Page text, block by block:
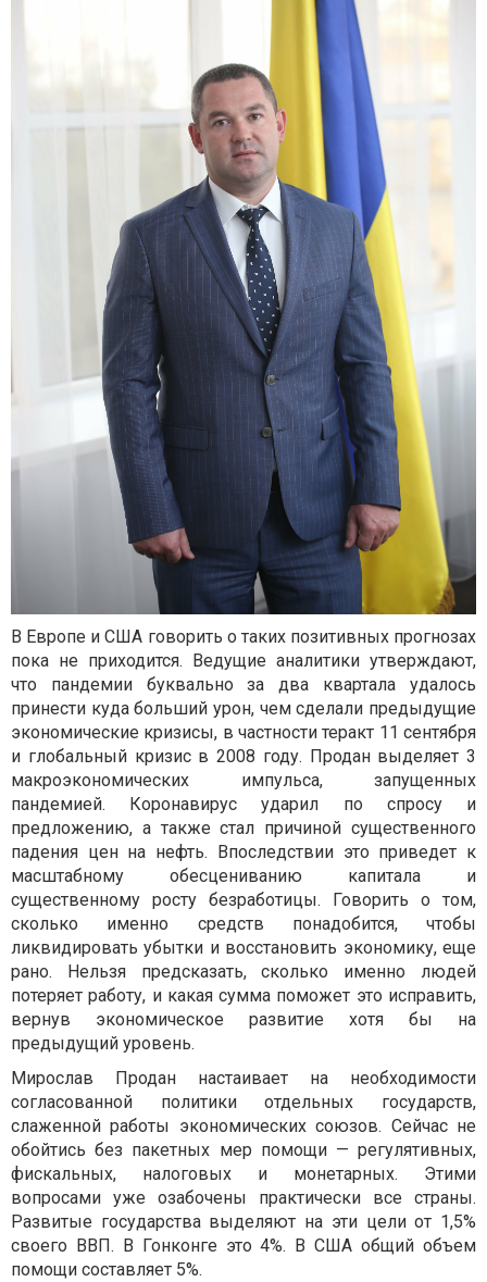
В Европе и США говорить о таких позитивных прогнозах
пока не приходится. Ведущие аналитики утверждают,
что пандемии буквально за два квартала удалось
принести куда больший урон, чем сделали предыдущие
экономические кризисы, в частности теракт 11 сентября
и глобальный кризис в 2008 году. Продан выделяет 3
макроэкономических импульса, запущенных
пандемией. Коронавирус ударил по спросу и
предложению, а также стал причиной существенного
падения цен на нефть. Впоследствии это приведет к
масштабному обесцениванию капитала и
существенному росту безработицы. Говорить о том,
сколько именно средств понадобится, чтобы
ликвидировать убытки и восстановить экономику, еще
рано. Нельзя предсказать, сколько именно людей
потеряет работу, и какая сумма поможет это исправить,
вернув экономическое развитие хотя бы на
предыдущий уровень.
Мирослав Продан настаивает на необходимости
согласованной политики отдельных государств,
слаженной работы экономических союзов. Сейчас не
обойтись без пакетных мер помощи — регулятивных,
фискальных, налоговых и монетарных. Этими
вопросами уже озабочены практически все страны.
Развитые государства выделяют на эти цели от 1,5%
своего ВВП. В Гонконге это 4%. В США общий объем
помощи составляет 5%.